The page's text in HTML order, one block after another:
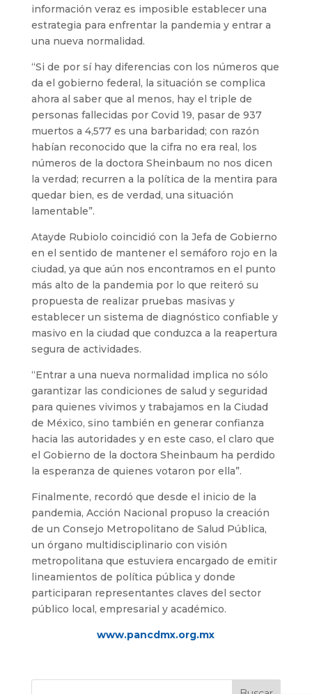
información veraz es imposible establecer una
estrategia para enfrentar la pandemia y entrar a
una nueva normalidad.
“Si de por sí hay diferencias con los números que
da el gobierno federal, la situación se complica
ahora al saber que al menos, hay el triple de
personas fallecidas por Covid 19, pasar de 937
muertos a 4,577 es una barbaridad; con razón
habían reconocido que la cifra no era real, los
números de la doctora Sheinbaum no nos dicen
la verdad; recurren a la política de la mentira para
quedar bien, es de verdad, una situación
lamentable”.
Atayde Rubiolo coincidió con la Jefa de Gobierno
en el sentido de mantener el semáforo rojo en la
ciudad, ya que aún nos encontramos en el punto
más alto de la pandemia por lo que reiteró su
propuesta de realizar pruebas masivas y
establecer un sistema de diagnóstico confiable y
masivo en la ciudad que conduzca a la reapertura
segura de actividades.
“Entrar a una nueva normalidad implica no sólo
garantizar las condiciones de salud y seguridad
para quienes vivimos y trabajamos en la Ciudad
de México, sino también en generar confianza
hacia las autoridades y en este caso, el claro que
el Gobierno de la doctora Sheinbaum ha perdido
la esperanza de quienes votaron por ella”.
Finalmente, recordó que desde el inicio de la
pandemia, Acción Nacional propuso la creación
de un Consejo Metropolitano de Salud Pública,
un órgano multidisciplinario con visión
metropolitana que estuviera encargado de emitir
lineamientos de política pública y donde
participaran representantes claves del sector
público local, empresarial y académico.
www.pancdmx.org.mx